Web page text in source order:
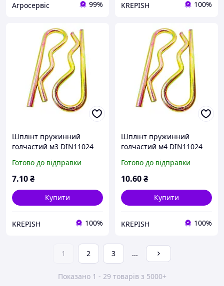
Агросервіс 99% KREPISH 100%
Шплінт пружинний
голчастий м3 DIN11024
Готово до відправки
7.10₴
Купити
KREPISH 100%
Шплінт пружинний
голчастий м4 DIN11024
Готово до відправки
10.60₴
Купити
KREPISH 100%
1 2 3 ...
Показано 1 - 29 товарів з 5000+